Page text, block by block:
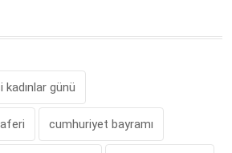
günü
cumhuriyet bayramı